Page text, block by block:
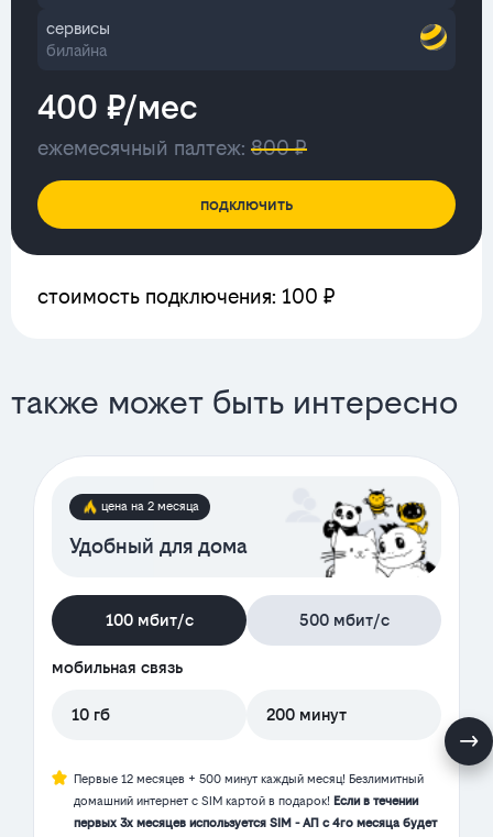
сервисы
билайна
400 ₽/мес
ежемесячный палтеж: 800 ₽
подключить
стоимость подключения: 100 ₽
также может быть интересно
цена на 2 месяца
Удобный для дома
100 мбит/с 500 мбит/с
мобильная связь
10 гб 200 минут
Первые 12 месяцев + 500 минут каждый месяц! Безлимитный
домашний интернет с SIM картой в подарок! Если в течении
первых 3х месяцев используется SIM - АП с 4го месяца будет